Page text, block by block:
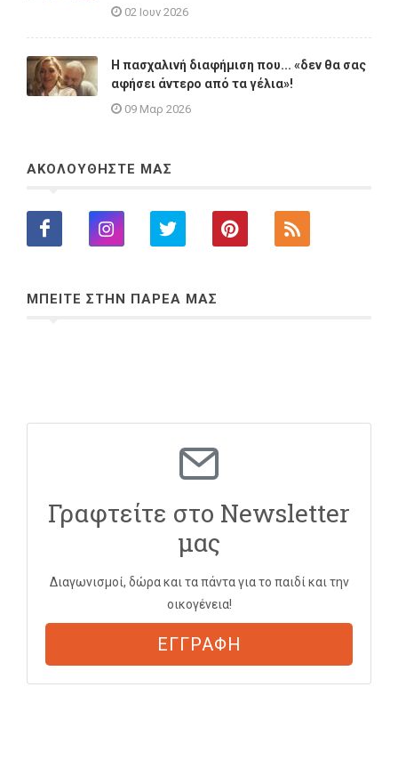
02 Ιουν 2026
Η πασχαλινή διαφήμιση που... «δεν θα σας
αφήσει άντερο από τα γέλια»!
09 Μαρ 2026
ΑΚΟΛΟΥΘΗΣΤΕ ΜΑΣ
ΜΠΕΙΤΕ ΣΤΗΝ ΠΑΡΕΑ ΜΑΣ
Γραφτείτε στο Newsletter
μας
Διαγωνισμοί, δώρα και τα πάντα για το παιδί και την
οικογένεια!
ΕΓΓΡΑΦΗ